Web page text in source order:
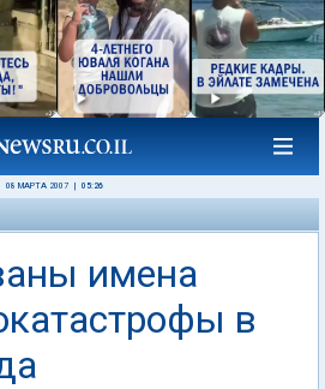
08 МАРТА 2007 05:26
имена
в